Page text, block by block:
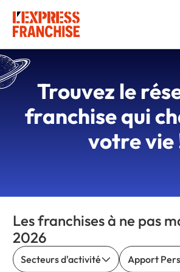
Trouvez le
franchise qui
votre vie
Les franchises à ne pas
2026
Secteurs d'activité Apport